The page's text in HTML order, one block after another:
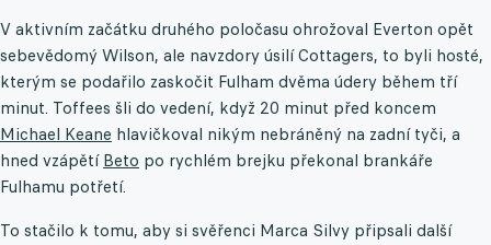
V aktivním začátku druhého poločasu ohrožoval Everton opět
sebevědomý Wilson, ale navzdory úsilí Cottagers, to byli hosté,
kterým se podařilo zaskočit Fulham dvěma údery během tří
minut. Toffees šli do vedení, když 20 minut před koncem
Michael Keane hlavičkoval nikým nebráněný na zadní tyči, a
hned vzápětí Beto po rychlém brejku překonal brankáře
Fulhamu potřetí.
To stačilo k tomu, aby si svěřenci Marca Silvy připsali další